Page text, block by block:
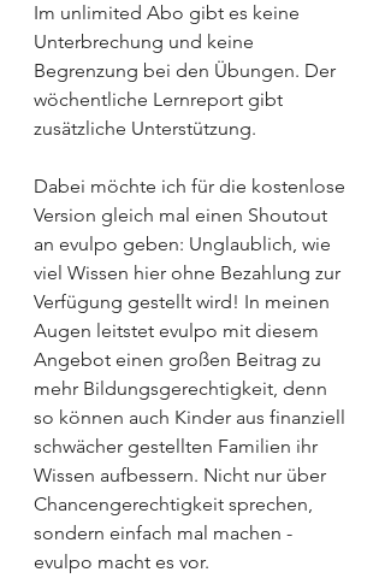
Im unlimited Abo gibt es keine
Unterbrechung und keine
Begrenzung bei den Übungen. Der
wöchentliche Lernreport gibt
zusätzliche Unterstützung.
Dabei möchte ich für die kostenlose
Version gleich mal einen Shoutout
an evulpo geben: Unglaublich, wie
viel Wissen hier ohne Bezahlung zur
Verfügung gestellt wird! In meinen
Augen leitstet evulpo mit diesem
Angebot einen großen Beitrag zu
mehr Bildungsgerechtigkeit, denn
so können auch Kinder aus finanziell
schwächer gestellten Familien ihr
Wissen aufbessern. Nicht nur über
Chancengerechtigkeit sprechen,
sondern einfach mal machen -
evulpo macht es vor.